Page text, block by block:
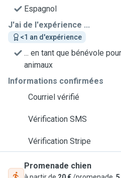
Espagnol
J'ai de l'expérience ...
<1 an d'expérience
... en tant que bénévole
animaux
Informations confirmées
Courriel vérifié
Vérification SMS
Vérification Stripe
Promenade chien